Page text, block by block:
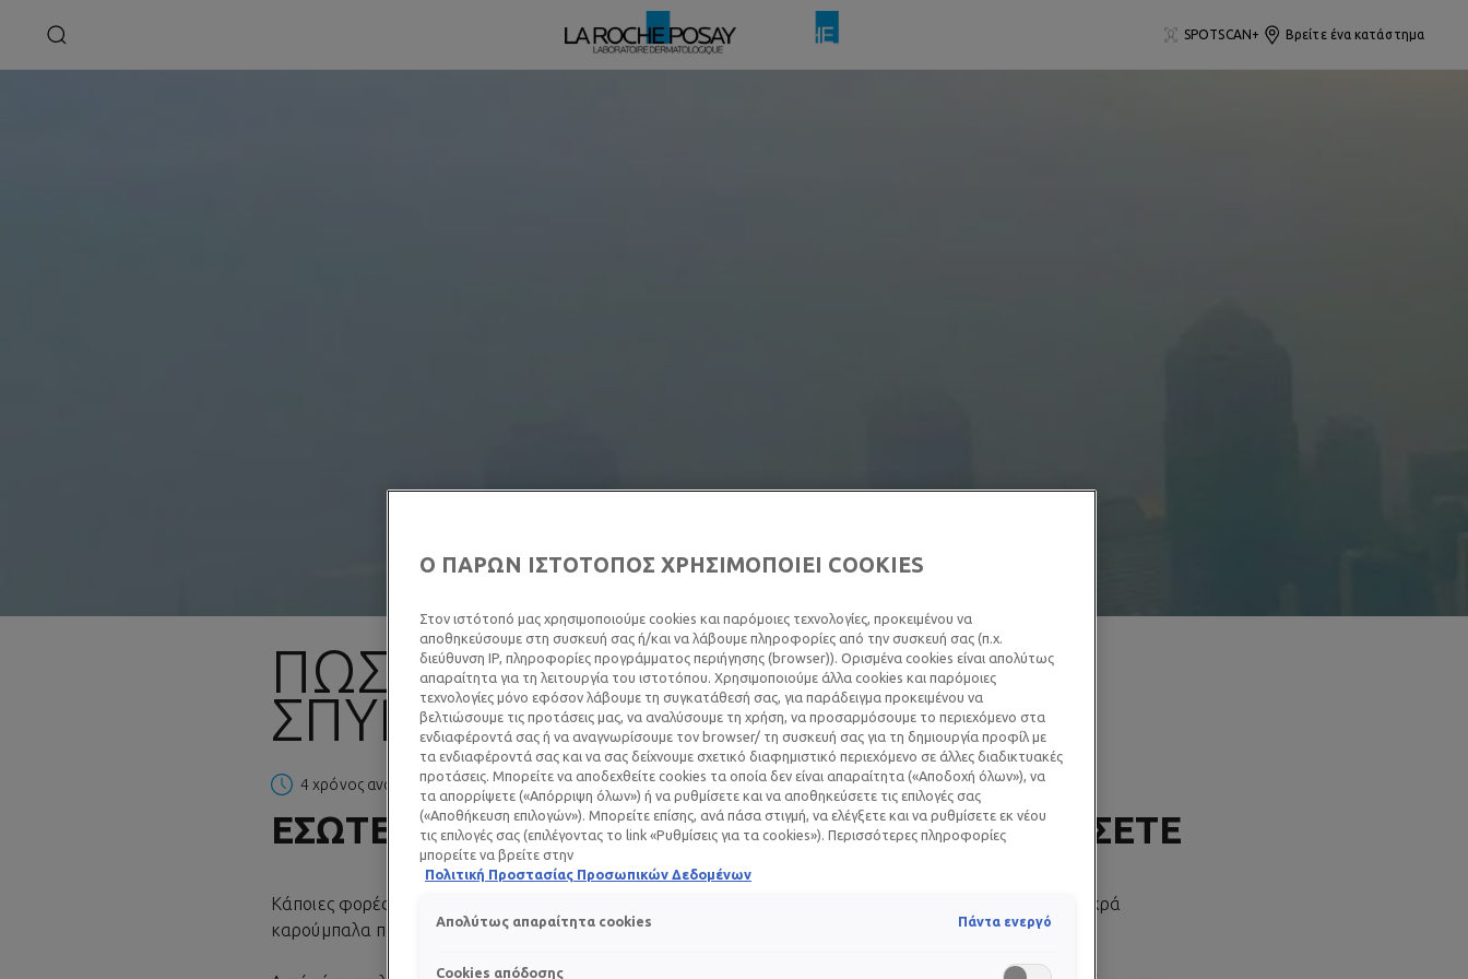
SPOTSCAN+ Βρείτε ένα κατάστημα
ΠΩΣ ΦΕΎΓΟΥΝ ΤΑ ΕΣΩΤΕΡΙΚΆ
ΣΠΥΡΆΚΙΑ;
4 χρόνος ανάγνωσης| 27 Αυγούστου 2024
ΕΣΩΤΕΡΙΚΆ ΣΠΥΡΆΚΙΑ: ΠΏΣ ΝΑ ΤΑ ΕΞΑΦΑΝΊΣΕΤΕ
Κάποιες φορές που κάνουν την εμφάνισή τους στο δέρμα μας σπυράκια που μοιάζουν περισσότερο με μικρά
καρούμπαλα παρά με τα χαρακτηριστικά εξανθήματα που όλοι αναγνωρίζουμε σα σπυράκια.
Ο ΠΑΡΩΝ ΙΣΤΟΤΟΠΟΣ ΧΡΗΣΙΜΟΠΟΙΕΙ COOKIES
Στον ιστότοπό μας χρησιμοποιούμε cookies και παρόμοιες τεχνολογίες, προκειμένου να
αποθηκεύσουμε στη συσκευή σας ή/και να λάβουμε πληροφορίες από την συσκευή σας (π.χ.
διεύθυνση IP, πληροφορίες προγράμματος περιήγησης (browser)). Ορισμένα cookies είναι απολύτως
απαραίτητα για τη λειτουργία του ιστοτόπου. Χρησιμοποιούμε άλλα cookies και παρόμοιες
τεχνολογίες μόνο εφόσον λάβουμε τη συγκατάθεσή σας, για παράδειγμα προκειμένου να
βελτιώσουμε τις προτάσεις μας, να αναλύσουμε τη χρήση, να προσαρμόσουμε το περιεχόμενο στα
ενδιαφέροντά σας ή να αναγνωρίσουμε τον browser/ τη συσκευή σας για τη δημιουργία προφίλ με
τα ενδιαφέροντά σας και να σας δείχνουμε σχετικό διαφημιστικό περιεχόμενο σε άλλες διαδικτυακές
προτάσεις. Μπορείτε να αποδεχθείτε cookies τα οποία δεν είναι απαραίτητα («Αποδοχή όλων»), να
τα απορρίψετε («Απόρριψη όλων») ή να ρυθμίσετε και να αποθηκεύσετε τις επιλογές σας
(«Αποθήκευση επιλογών»). Μπορείτε επίσης, ανά πάσα στιγμή, να ελέγξετε και να ρυθμίσετε εκ νέου
τις επιλογές σας (επιλέγοντας το link «Ρυθμίσεις για τα cookies»). Περισσότερες πληροφορίες
μπορείτε να βρείτε στην
Πολιτική Προστασίας Προσωπικών Δεδομένων
Απολύτως απαραίτητα cookies Πάντα ενεργό
Cookies απόδοσης